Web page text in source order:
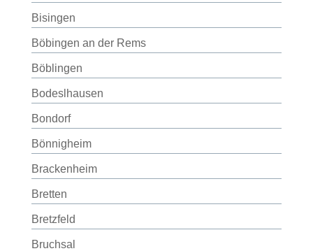
Bisingen
Böbingen an der Rems
Böblingen
Bodeslhausen
Bondorf
Bönnigheim
Brackenheim
Bretten
Bretzfeld
Bruchsal